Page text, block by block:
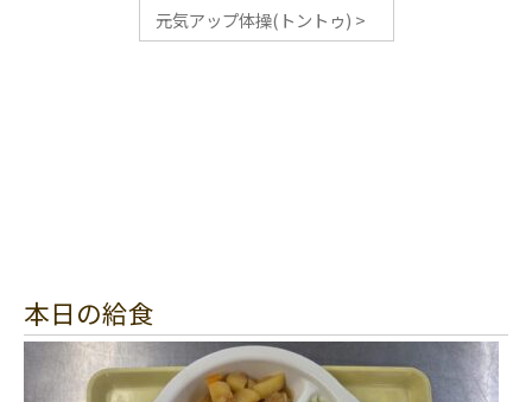
元気アップ体操(トントゥ) >
本日の給食